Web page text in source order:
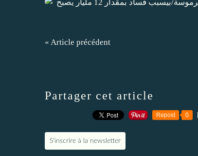
« Article précédent
Partager cet article
Repost 0
S'inscrire à la newsletter